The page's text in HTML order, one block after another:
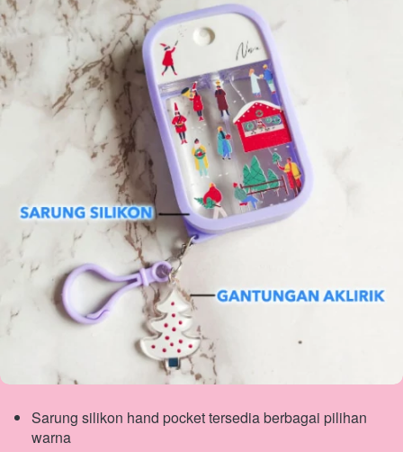
Sarung silikon hand pocket tersedia berbagai pilihan
warna